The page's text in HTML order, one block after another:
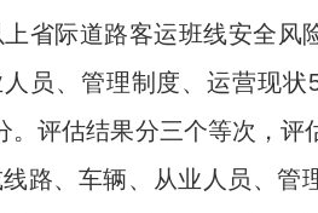
省际道路客运班线安全风
员、管理制度、运营现状
。评估结果分三个等次，评
路、车辆、从业人员、管